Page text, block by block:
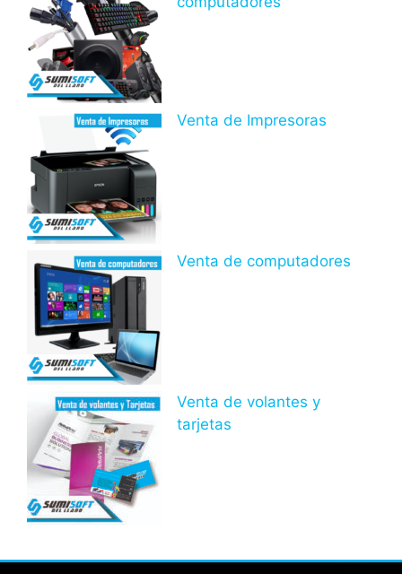
Venta de Impresoras
Venta de computadores
Venta de volantes y
tarjetas